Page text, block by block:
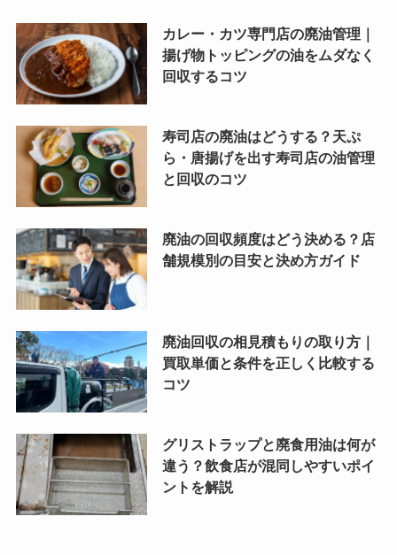
カレー・カツ専門店の廃油管理｜
揚げ物トッピングの油をムダなく
回収するコツ
寿司店の廃油はどうする？天ぷ
ら・唐揚げを出す寿司店の油管理
と回収のコツ
廃油の回収頻度はどう決める？店
舗規模別の目安と決め方ガイド
廃油回収の相見積もりの取り方｜
買取単価と条件を正しく比較する
コツ
グリストラップと廃食用油は何が
違う？飲食店が混同しやすいポイ
ントを解説